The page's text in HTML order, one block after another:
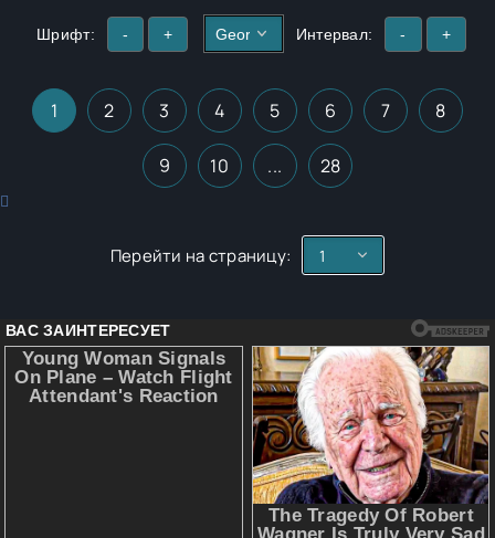
Шрифт: - + Интервал: - +
1 2 3 4 5 6 7 8
9 10 ... 28
Перейти на страницу: